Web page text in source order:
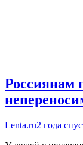
Россиянам
Lenta.ru2 года